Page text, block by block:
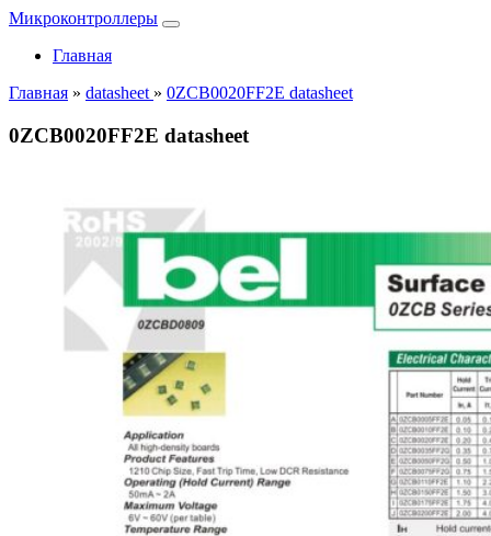
Микроконтроллеры
Главная
Главная » datasheet » 0ZCB0020FF2E datasheet
0ZCB0020FF2E datasheet